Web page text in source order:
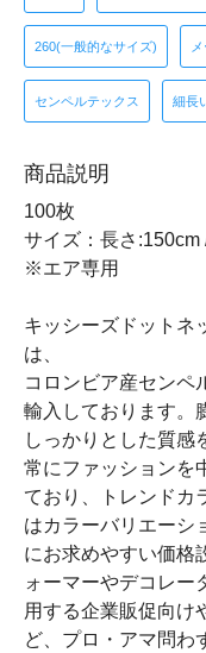
260(一般的なサイズ)
センペルテックス 細長
商品説明
100枚
サイズ：長さ:150cm
※エア専用
キッシーズドットネ
は、
コロンビア産センペ
輸入しております。
しっかりとした質感
常にファッションを
ており、トレンドカ
はカラーバリエーシ
にお求めやすい価格
ォーマーやデコレー
用する企業販促向け
ど、プロ・アマ問わ